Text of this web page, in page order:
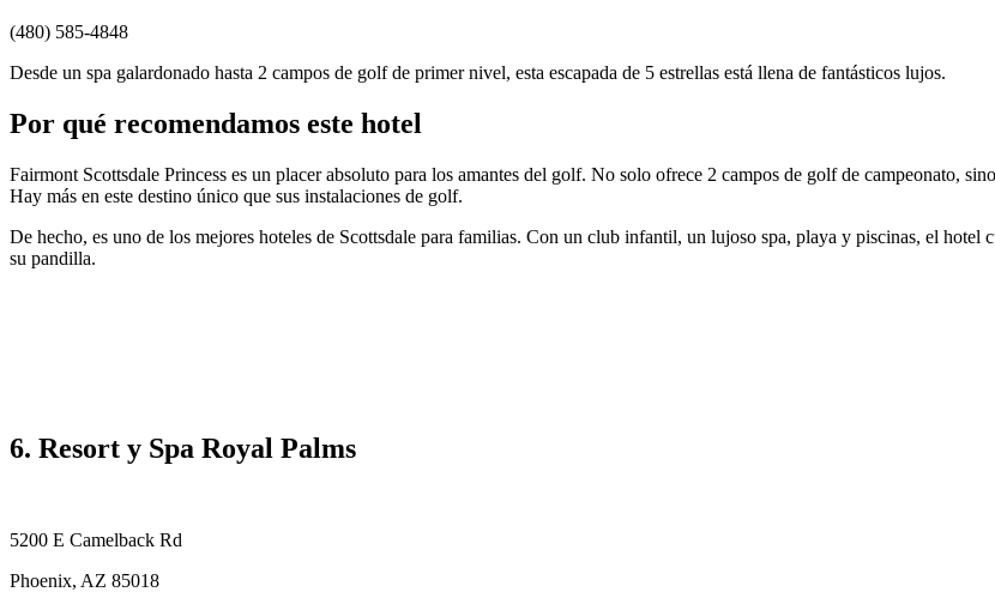
(480) 585-4848
Desde un spa galardonado hasta 2 campos de golf de primer nivel, esta escapada de 5 estrellas está llena de fantásticos lujos.
Por qué recomendamos este hotel
Fairmont Scottsdale Princess es un placer absoluto para los amantes del golf. No solo ofrece 2 campos de golf de campeonato,
Hay más en este destino único que sus instalaciones de golf.
De hecho, es uno de los mejores hoteles de Scottsdale para familias. Con un club infantil, un lujoso spa, playa y piscinas, el hotel
su pandilla.
6. Resort y Spa Royal Palms
5200 E Camelback Rd
Phoenix, AZ 85018